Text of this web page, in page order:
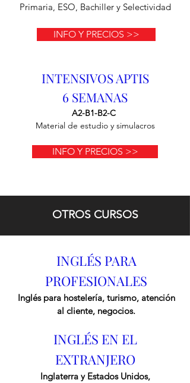
Primaria, ESO, Bachiller y Selectividad
INFO Y PRECIOS >>
INTENSIVOS APTIS
6 SEMANAS
A2-B1-B2-C
Material de estudio y simulacros
INFO Y PRECIOS >>
OTROS CURSOS
INGLÉS PARA
PROFESIONALES
Inglés para hostelería, turismo, atención
al cliente, negocios.
INGLÉS EN EL
EXTRANJERO
Inglaterra y Estados Unidos,